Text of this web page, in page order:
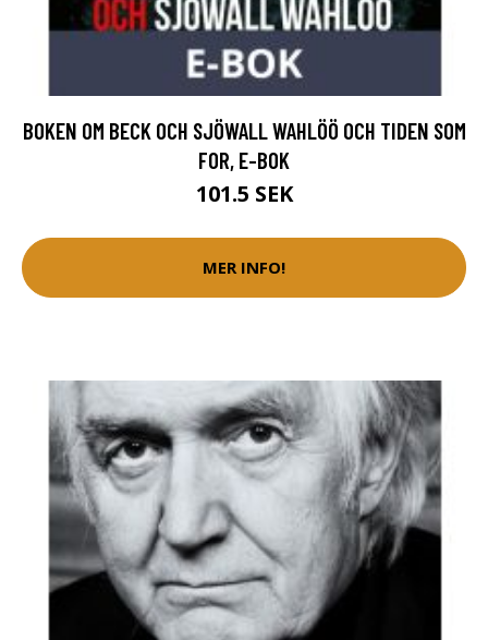
BOKEN OM BECK OCH SJÖWALL WAHLÖÖ OCH TIDEN SOM
FOR, E-BOK
101.5 SEK
MER INFO!